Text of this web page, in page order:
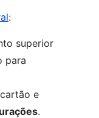
:
superior
para
e
.